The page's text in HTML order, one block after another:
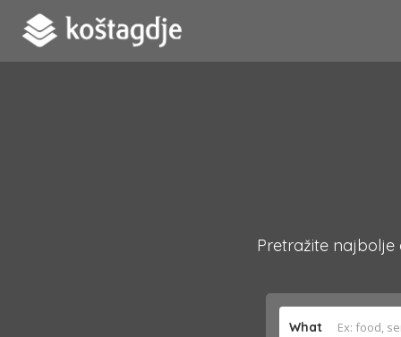
Pretražite najbolje
What